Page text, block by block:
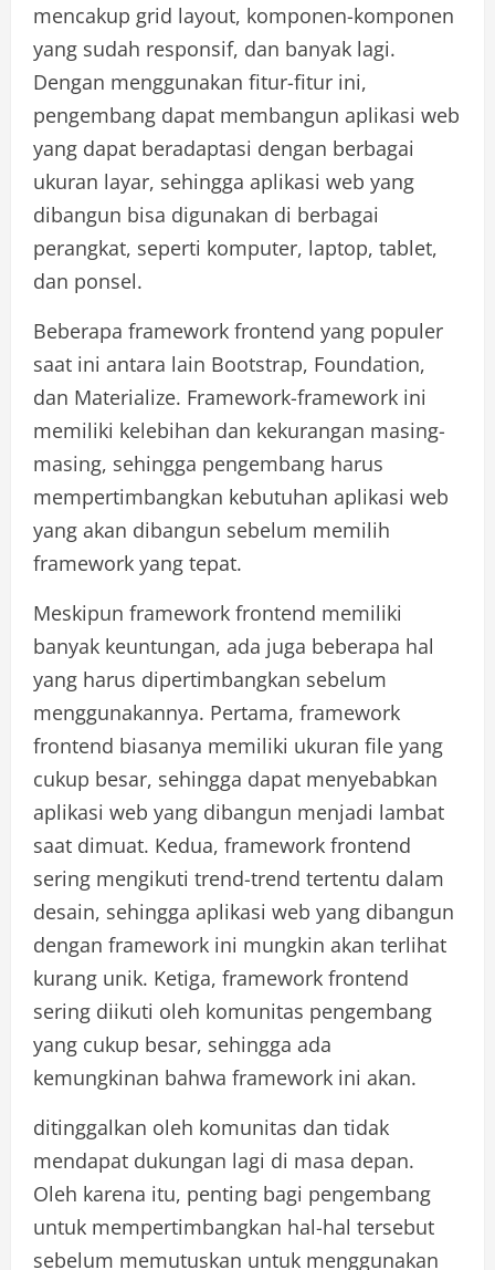
mencakup grid layout, komponen-komponen
yang sudah responsif, dan banyak lagi.
Dengan menggunakan fitur-fitur ini,
pengembang dapat membangun aplikasi web
yang dapat beradaptasi dengan berbagai
ukuran layar, sehingga aplikasi web yang
dibangun bisa digunakan di berbagai
perangkat, seperti komputer, laptop, tablet,
dan ponsel.
Beberapa framework frontend yang populer
saat ini antara lain Bootstrap, Foundation,
dan Materialize. Framework-framework ini
memiliki kelebihan dan kekurangan masing-
masing, sehingga pengembang harus
mempertimbangkan kebutuhan aplikasi web
yang akan dibangun sebelum memilih
framework yang tepat.
Meskipun framework frontend memiliki
banyak keuntungan, ada juga beberapa hal
yang harus dipertimbangkan sebelum
menggunakannya. Pertama, framework
frontend biasanya memiliki ukuran file yang
cukup besar, sehingga dapat menyebabkan
aplikasi web yang dibangun menjadi lambat
saat dimuat. Kedua, framework frontend
sering mengikuti trend-trend tertentu dalam
desain, sehingga aplikasi web yang dibangun
dengan framework ini mungkin akan terlihat
kurang unik. Ketiga, framework frontend
sering diikuti oleh komunitas pengembang
yang cukup besar, sehingga ada
kemungkinan bahwa framework ini akan.
ditinggalkan oleh komunitas dan tidak
mendapat dukungan lagi di masa depan.
Oleh karena itu, penting bagi pengembang
untuk mempertimbangkan hal-hal tersebut
sebelum memutuskan untuk menggunakan